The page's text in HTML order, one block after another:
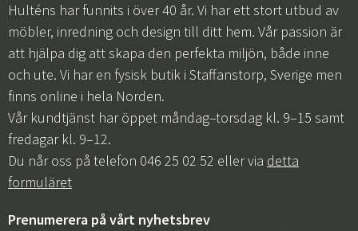
Hulténs har funnits i över 40 år. Vi har ett stort utbud av
möbler, inredning och design till ditt hem. Vår passion är
att hjälpa dig att skapa den perfekta miljön, både inne
och ute. Vi har en fysisk butik i Staffanstorp, Sverige men
finns online i hela Norden.
Vår kundtjänst har öppet måndag–torsdag kl. 9–15 samt
fredagar kl. 9–12.
Du når oss på telefon 046 25 02 52 eller via detta
formuläret
Prenumerera på vårt nyhetsbrev